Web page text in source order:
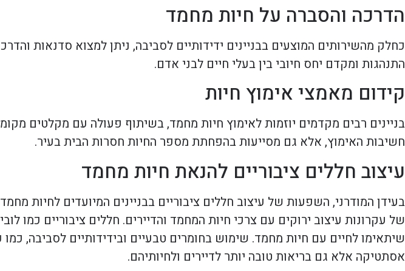
הדרכה והסברה על חיות מחמד
כחלק מהשירותים המוצעים בבניינים ידידותיים לסביבה, ניתן למצוא סדנאות
התנהגות ומקדם יחס חיובי בין בעלי חיים לבני אדם.
קידום מאמצי אימוץ חיות
בניינים רבים מקדמים יוזמות לאימוץ חיות מחמד, בשיתוף פעולה עם מקלטים
חשיבות האימוץ, אלא גם מסייעות בהפחתת מספר החיות חסרות הבית בעיר.
עיצוב חללים ציבוריים להנאת חיות מחמד
בעידן המודרני, השפעות של עיצוב חללים ציבוריים בבניינים המיועדים לחיות
של עקרונות עיצוב ירוקים עם צרכי חיות המחמד והדיירים. חללים ציבוריים כמו
שיתאימו לחיים עם חיות מחמד. שימוש בחומרים טבעיים ובידידותיים לסביבה,
אסתטיקה אלא גם בריאות טובה יותר לדיירים ולחיותיהם.